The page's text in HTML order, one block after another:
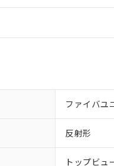
ファイバユ
反射形
トップビュ